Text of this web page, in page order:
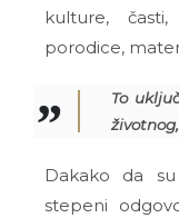
kulture,
porodice,
To
Dakako da
stepeni